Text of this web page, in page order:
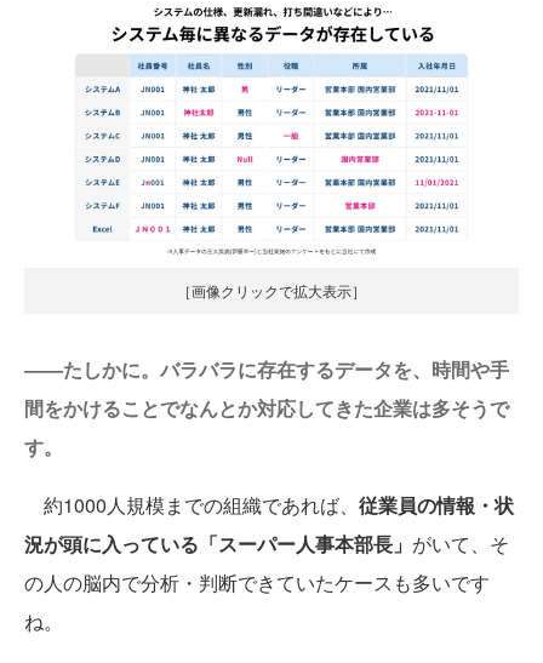
［画像クリックで拡大表示］
——たしかに。バラバラに存在するデータを、時間や手
間をかけることでなんとか対応してきた企業は多そうで
す。
約1000人規模までの組織であれば、 従業員の情報・状
況が頭に入っている「スーパー人事本部長」 がいて、そ
の人の脳内で分析・判断できていたケースも多いです
ね。